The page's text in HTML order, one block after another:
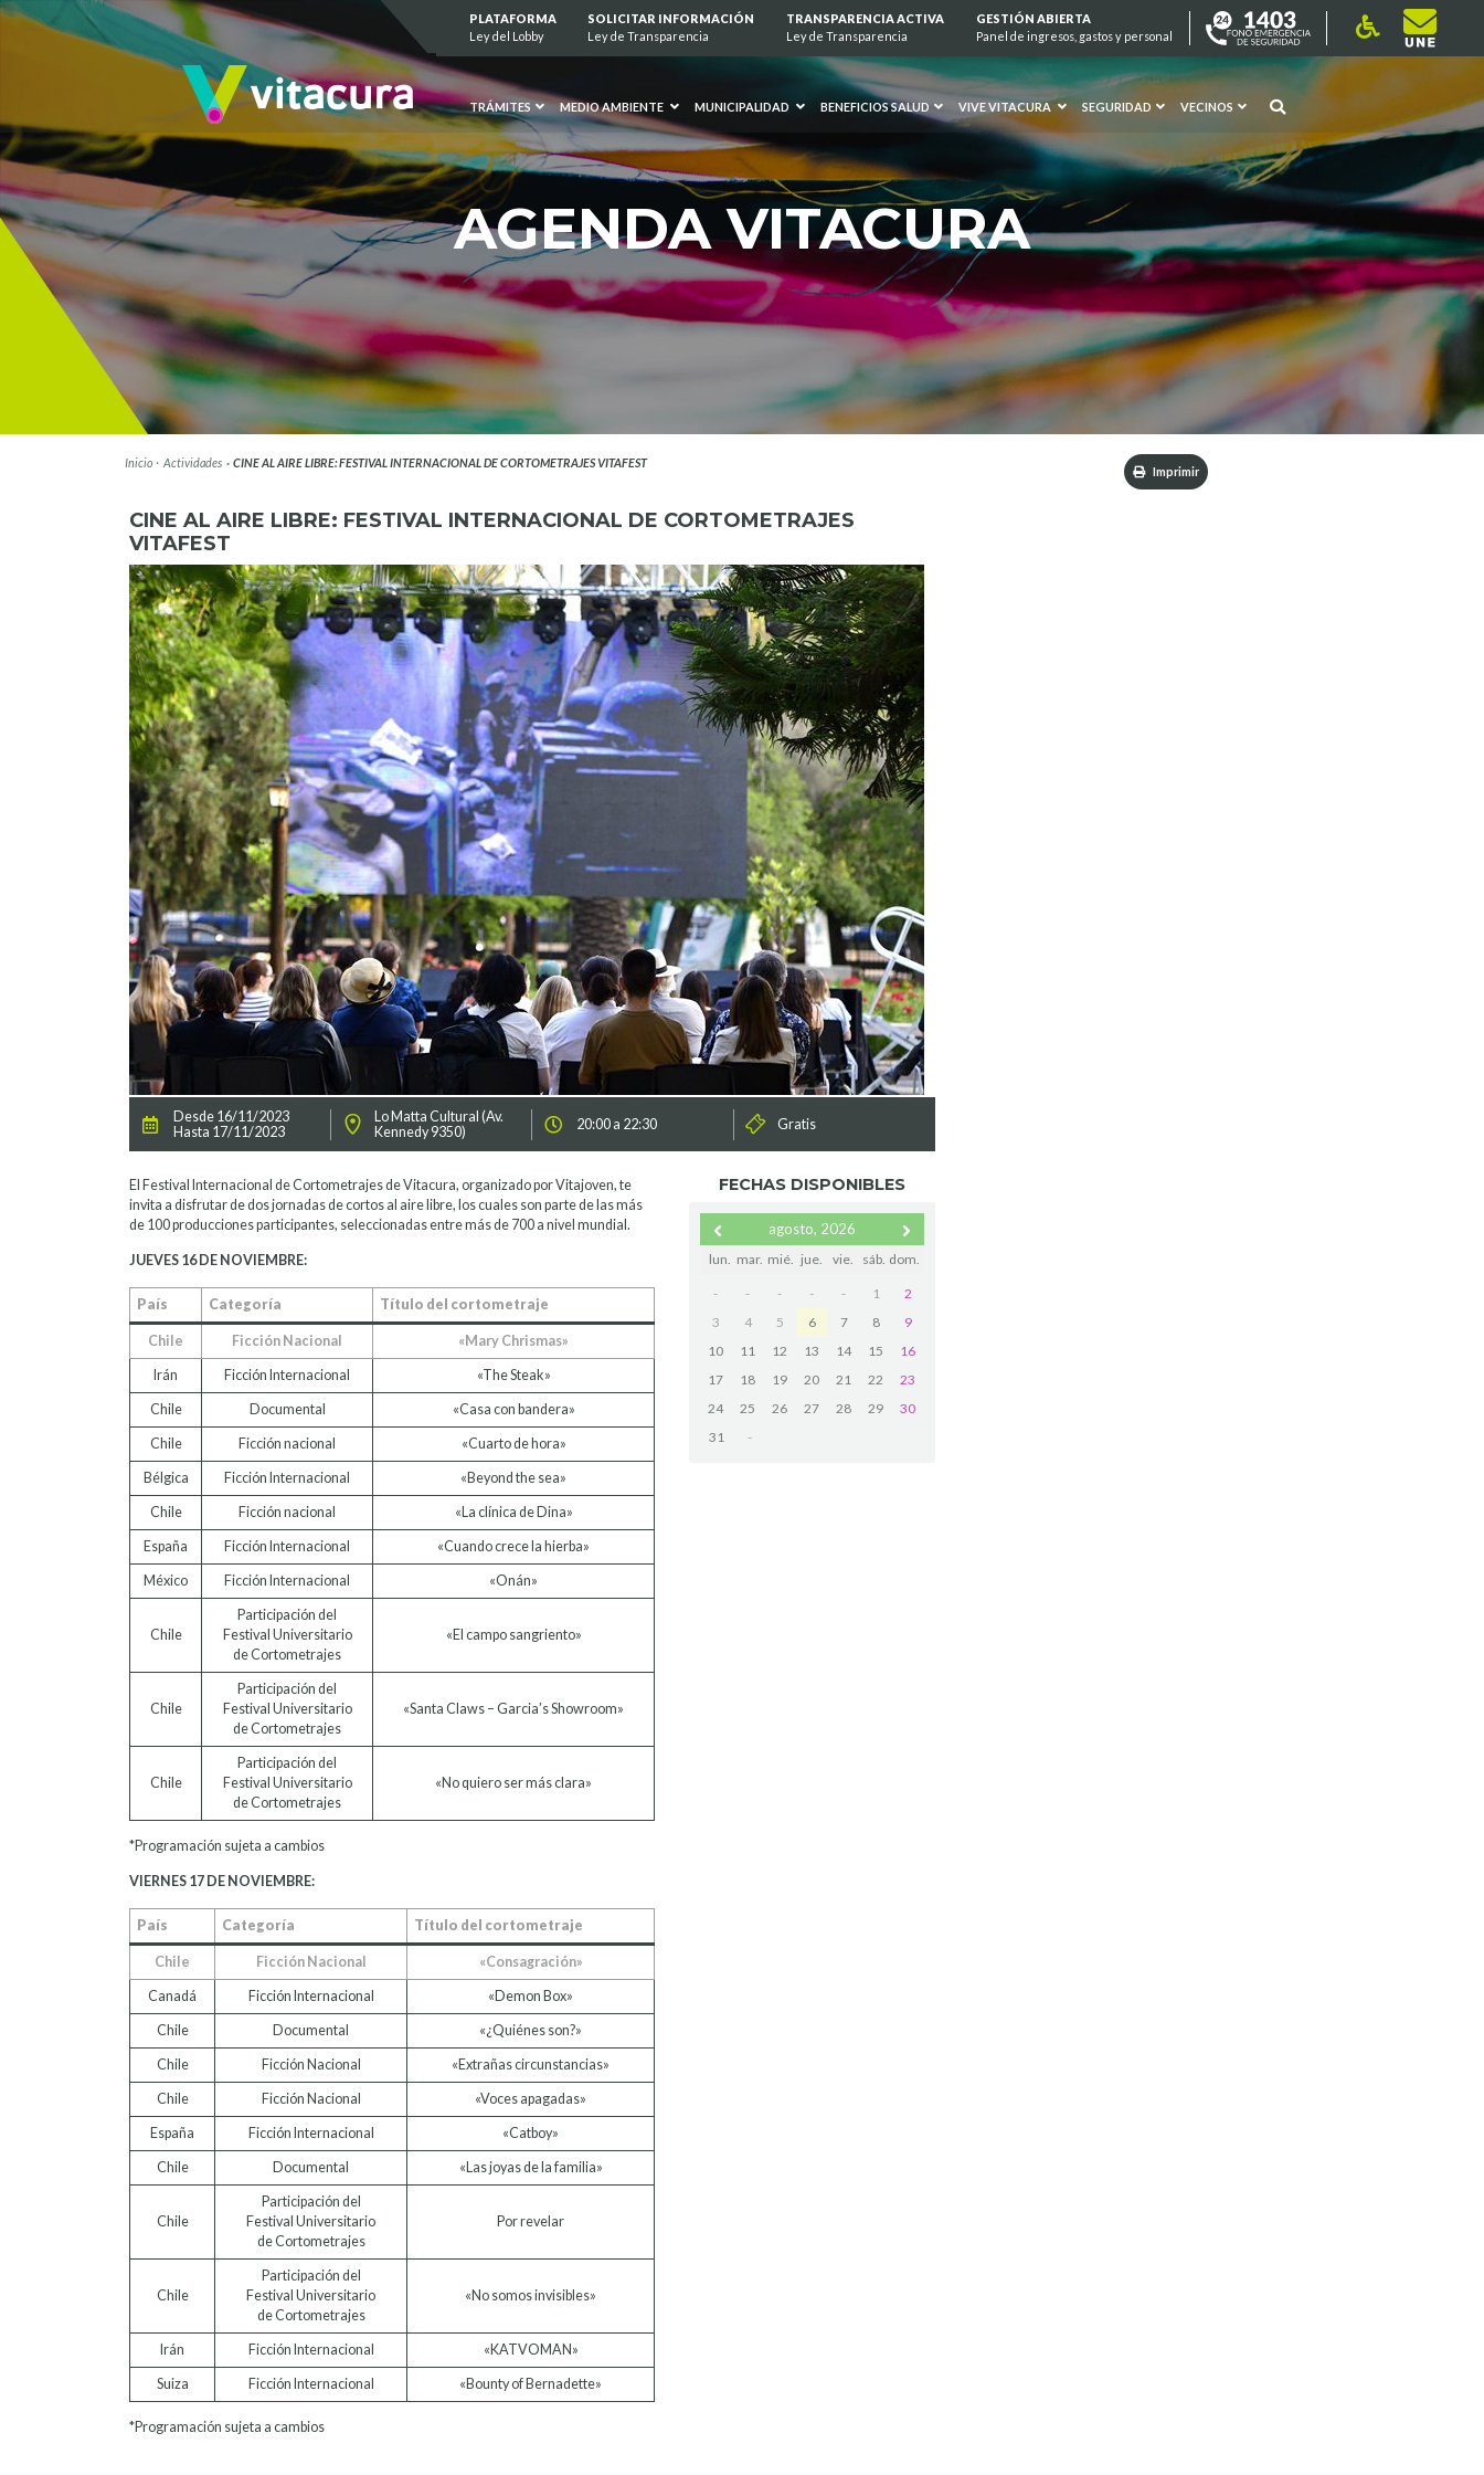
Saltar al contenido
PLATAFORMA
Ley del Lobby
SOLICITAR INFORMACIÓN
Ley de Transparencia
TRANSPARENCIA ACTIVA
Ley de Transparencia
GESTIÓN ABIERTA
Panel de ingresos, gastos y personal
TRÁMITES MEDIO AMBIENTE MUNICIPALIDAD BENEFICIOS SALUD VIVE VITACURA SEGURIDAD VECINOS
AGENDA VITACURA
Inicio Actividades CINE AL AIRE LIBRE: FESTIVAL INTERNACIONAL DE CORTOMETRAJES VITAFEST
Imprimir
CINE AL AIRE LIBRE: FESTIVAL INTERNACIONAL DE CORTOMETRAJES
VITAFEST
Desde 16/11/2023
Hasta 17/11/2023
Lo Matta Cultural (Av.
Kennedy 9350)
20:00 a 22:30 Gratis
El Festival Internacional de Cortometrajes de Vitacura, organizado por Vitajoven, te
invita a disfrutar de dos jornadas de cortos al aire libre, los cuales son parte de las más
de 100 producciones participantes, seleccionadas entre más de 700 a nivel mundial.
JUEVES 16 DE NOVIEMBRE:
País Categoría Título del cortometraje
Chile Ficción Nacional «Mary Chrismas»
Irán Ficción Internacional «The Steak»
Chile Documental «Casa con bandera»
Chile Ficción nacional «Cuarto de hora»
Bélgica Ficción Internacional «Beyond the sea»
Chile Ficción nacional «La clínica de Dina»
España Ficción Internacional «Cuando crece la hierba»
México Ficción Internacional «Onán»
Chile
Participación del
Festival Universitario
de Cortometrajes
«El campo sangriento»
Chile
Participación del
Festival Universitario
de Cortometrajes
«Santa Claws – Garcia’s Showroom»
Chile
Participación del
Festival Universitario
de Cortometrajes
«No quiero ser más clara»
*Programación sujeta a cambios
VIERNES 17 DE NOVIEMBRE:
País Categoría Título del cortometraje
Chile Ficción Nacional «Consagración»
Canadá Ficción Internacional «Demon Box»
Chile Documental «¿Quiénes son?»
Chile Ficción Nacional «Extrañas circunstancias»
Chile Ficción Nacional «Voces apagadas»
España Ficción Internacional «Catboy»
Chile Documental «Las joyas de la familia»
Chile
Participación del
Festival Universitario
de Cortometrajes
Por revelar
Chile
Participación del
Festival Universitario
de Cortometrajes
«No somos invisibles»
Irán Ficción Internacional «KATVOMAN»
Suiza Ficción Internacional «Bounty of Bernadette»
*Programación sujeta a cambios
FECHAS DISPONIBLES
agosto, 2026
lun. mar. mié. jue. vie. sáb. dom.
- - - - - 1
2
3
4 5 6 7 8
9
10
11 12 13 14 15
16
17
18 19 20 21 22
23
24
25 26 27 28 29
30
31
-